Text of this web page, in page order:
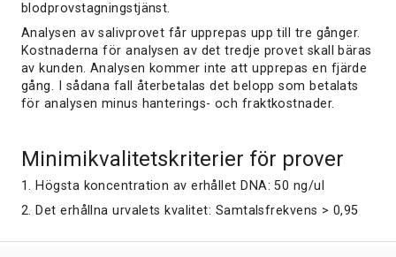
blodprovstagningstjänst.
Analysen av salivprovet får upprepas upp till tre gånger.
Kostnaderna för analysen av det tredje provet skall bäras
av kunden. Analysen kommer inte att upprepas en fjärde
gång. I sådana fall återbetalas det belopp som betalats
för analysen minus hanterings- och fraktkostnader.
Minimikvalitetskriterier för prover
1. Högsta koncentration av erhållet DNA: 50 ng/ul
2. Det erhållna urvalets kvalitet: Samtalsfrekvens > 0,95